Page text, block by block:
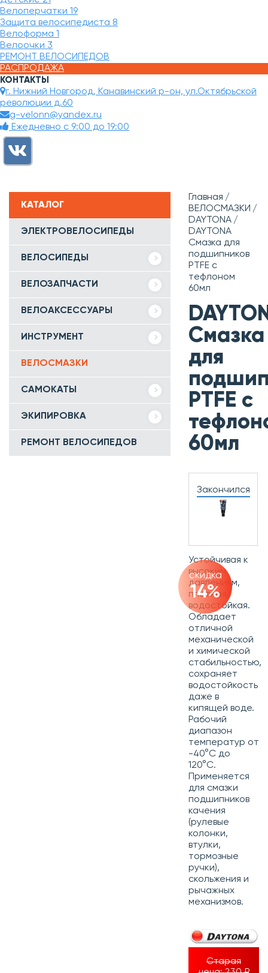
Велоперчатки 19
Защита велосипедиста 8
Велоформа 1
Велоочки 3
РЕМОНТ ВЕЛОСИПЕДОВ
РАСПРОДАЖА
КОНТАКТЫ
г. Нижний Новгород, Канавинский р-он, ул.Октябрьской
революции д.60
g-velonn@yandex.ru
Ежедневно с 9:00 до 19:00
КАТАЛОГ
ЭЛЕКТРОВЕЛОСИПЕДЫ
ВЕЛОСИПЕДЫ
ВЕЛОЗАПЧАСТИ
ВЕЛОАКСЕССУАРЫ
ИНСТРУМЕНТ
ВЕЛОСМАЗКИ
САМОКАТЫ
ЭКИПИРОВКА
РЕМОНТ ВЕЛОСИПЕДОВ
Главная
ВЕЛОСМАЗКИ
DAYTONA
DAYTONA
Смазка для
подшипников
PTFE с
тефлоном
60мл
Смазка
для
PTFE с
60мл
Закончился
скидка
14%
Устойчивая к
высоким
давлениям,
плотная,
водостойкая.
Обладает
отличной
механической
и химической
стабильностью,
сохраняет
водостойкость
даже в
кипящей воде.
Рабочий
диапазон
температур от
-40°C до
120°C.
Применяется
для смазки
подшипников
качения
(рулевые
колонки,
втулки,
тормозные
ручки),
скольжения и
рычажных
механизмов.
Старая